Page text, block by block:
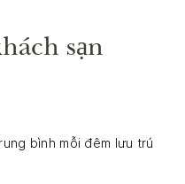
sạn
bình mỗi đêm lưu trú